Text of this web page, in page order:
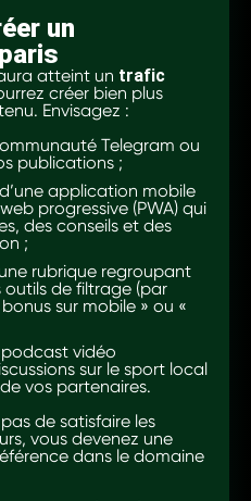
un
atteint un trafic
créer bien plus
Envisagez :
Telegram ou
publications ;
application mobile
progressive (PWA) qui
des conseils et des
;
rubrique regroupant
outils de filtrage (par
sur mobile » ou «
vidéo
sur le sport local
vos partenaires.
de satisfaire les
vous devenez une
dans le domaine